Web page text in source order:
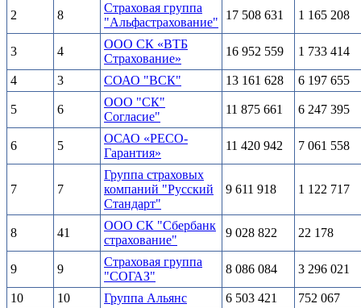
2 8
Страховая группа
"Альфастрахование"
17 508 631 1 165 208
3 4
ООО СК «ВТБ
Страхование»
16 952 559 1 733 414
4 3 СОАО "ВСК" 13 161 628 6 197 655
5 6
ООО "СК"
Согласие"
11 875 661 6 247 395
6 5
ОСАО «РЕСО-
Гарантия»
11 420 942 7 061 558
7 7
Группа страховых
компаний "Русский
Стандарт"
9 611 918 1 122 717
8 41
ООО СК "Сбербанк
страхование"
9 028 822 22 178
9 9
Страховая группа
"СОГАЗ"
8 086 084 3 296 021
10 10 Группа Альянс 6 503 421 752 067